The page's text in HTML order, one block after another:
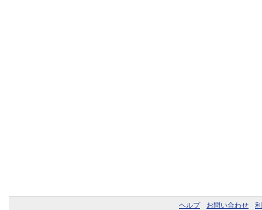
ヘルプ お問い合わせ